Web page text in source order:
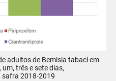
adultos de Bemisia tabaci em
três e sete dias,
safra 2018-2019